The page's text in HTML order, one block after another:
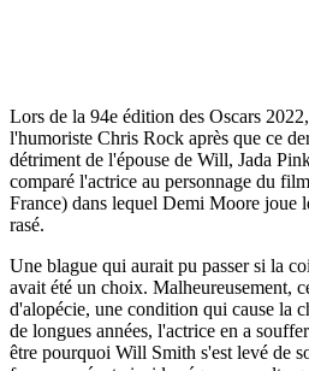
Lors de la 94e édition des Oscars
l'humoriste Chris Rock après que ce
détriment de l'épouse de Will, Jada
comparé l'actrice au personnage du
France) dans lequel Demi Moore joue
rasé.
Une blague qui aurait pu passer si la
avait été un choix. Malheureusement,
d'alopécie, une condition qui cause la
de longues années, l'actrice en a
être pourquoi Will Smith s'est levé de